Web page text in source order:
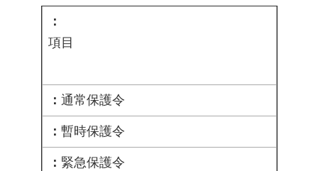
項目
通常保護令
暫時保護令
緊急保護令